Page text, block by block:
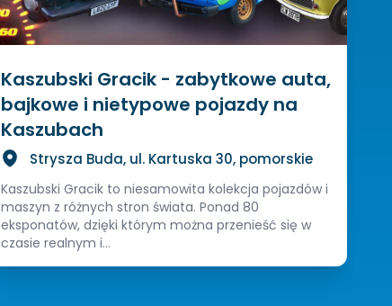
Kaszubski Gracik - zabytkowe auta,
bajkowe i nietypowe pojazdy na
Kaszubach
Strysza Buda, ul. Kartuska 30, pomorskie
Kaszubski Gracik to niesamowita kolekcja pojazdów i
maszyn z różnych stron świata. Ponad 80
eksponatów, dzięki którym można przenieść się w
czasie realnym i...